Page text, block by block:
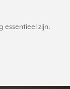
essentieel zijn.